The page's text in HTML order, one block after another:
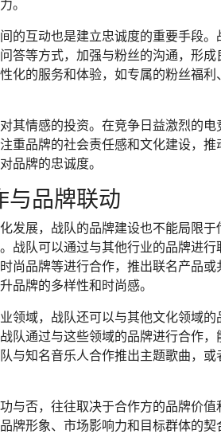
。
的互动也是建立忠诚度的重要手段
答等方式，加强与粉丝的沟通，形
化的服务和体验，如专属的粉丝福
其情感的投资。在竞争日益激烈的
重品牌的社会责任感和文化建设，
品牌的忠诚度。
与品牌联动
发展，战队的品牌建设也不能局限
战队可以通过与其他行业的品牌进
尚品牌等进行合作，推出联名产品
品牌的多样性和时尚感。
领域，战队还可以与其他文化领域
队通过与这些领域的品牌进行合作
与知名音乐人合作推出主题歌曲，
与否，往往取决于合作方的品牌价
牌形象、市场影响力和目标群体的